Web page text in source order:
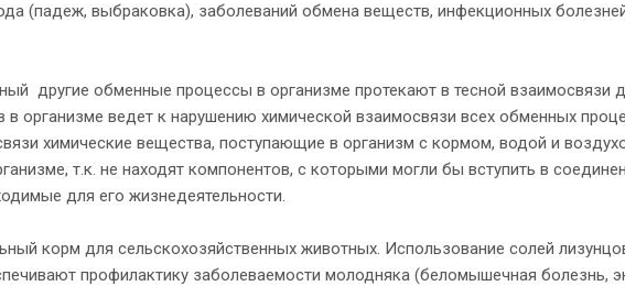
(падеж, выбраковка), заболеваний обмена веществ, инфекционных
другие обменные процессы в организме протекают в тесной взаимосвязи
в организме ведет к нарушению химической взаимосвязи всех обменных
химические вещества, поступающие в организм с кормом, водой и
т.к. не находят компонентов, с которыми могли бы вступить в
для его жизнедеятельности.
корм для сельскохозяйственных животных. Использование солей
профилактику заболеваемости молодняка (беломышечная болезнь,